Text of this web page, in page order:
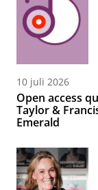
10 juli 2026
Open access
Taylor &
Emerald